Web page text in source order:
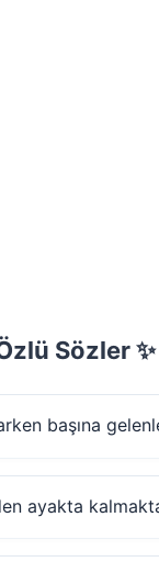
Sözler ✨
başına
ayakta